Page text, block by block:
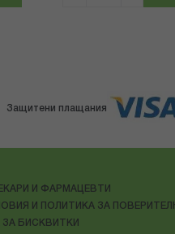
Защитени плащания
И ФАРМАЦЕВТИ
И ПОЛИТИКА ЗА
ЗА БИСКВИТКИ